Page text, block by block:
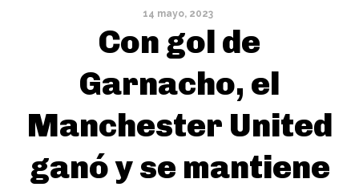
14 mayo, 2023
Con gol de
Garnacho, el
Manchester United
ganó y se mantiene